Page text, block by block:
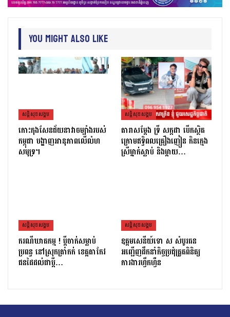
You Might Also Like
សន្តិសុខសង្គម
កោះកុងសែនជ័យនាវាចម្បាំងរបស់
កម្ពុជា បង្ហាញអានុភាពលើលំហ
សមុទ្រ។
សន្តិសុខសង្គម
តារាសម្ដែង ទ្រី សក្កដា បើកស្ថិត
ក្រោមឥទ្ធិពលគ្រឿងញៀន កិនក្មេង
ស្រីម្នាក់ស្លាប់ និងម្ដាយ…
សន្តិសុខសង្គម
ករណីឃាតកម្ម ! ប្ដីចាក់សម្លាប់
ប្រពន្ធ នៅស្រុកត្រាំកក់ ខេត្តតាកែវ
ជនដៃដល់ជាប្ដី…
សន្តិសុខសង្គម
ឧត្តមសេនីយ៍ទោ ស សំបូរធន
អញ្ជើញដឹកនាំកិច្ចប្រជុំត្រួតពិនិត្យ​
ការងារហ្វឹកហ្វឺន